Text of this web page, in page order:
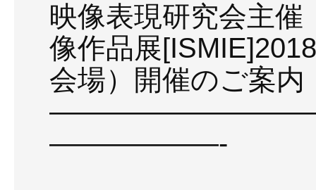
映像表現研究会主
像作品展
会場）開催のご案内
——————-